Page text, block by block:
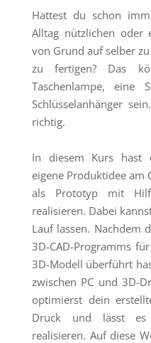
Hattest du schon
Alltag nützlichen oder
von Grund auf selber
zu fertigen? Das
Taschenlampe, eine
Schlüsselanhänger
richtig.
In diesem Kurs hast
eigene Produktidee am
als Prototyp mit
realisieren. Dabei
Lauf lassen. Nachdem
3D-CAD-Programms
3D-Modell überführt
zwischen PC und 3D-
optimierst dein
Druck und lässt es
realisieren. Auf diese